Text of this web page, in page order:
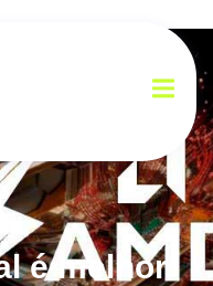
é melhor